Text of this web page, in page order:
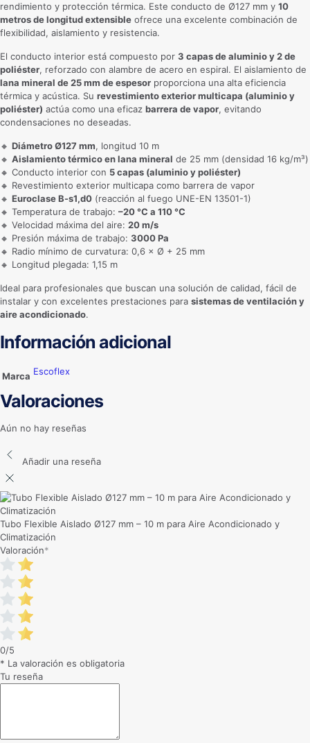
rendimiento y protección térmica. Este conducto de Ø127 mm y 10
metros de longitud extensible ofrece una excelente combinación de
flexibilidad, aislamiento y resistencia.
El conducto interior está compuesto por 3 capas de aluminio y 2 de
poliéster, reforzado con alambre de acero en espiral. El aislamiento de
lana mineral de 25 mm de espesor proporciona una alta eficiencia
térmica y acústica. Su revestimiento exterior multicapa (aluminio y
poliéster) actúa como una eficaz barrera de vapor, evitando
condensaciones no deseadas.
🔸 Diámetro Ø127 mm, longitud 10 m
🔸 Aislamiento térmico en lana mineral de 25 mm (densidad 16 kg/m³)
🔸 Conducto interior con 5 capas (aluminio y poliéster)
🔸 Revestimiento exterior multicapa como barrera de vapor
🔸 Euroclase B-s1,d0 (reacción al fuego UNE-EN 13501-1)
🔸 Temperatura de trabajo: –20 °C a 110 °C
🔸 Velocidad máxima del aire: 20 m/s
🔸 Presión máxima de trabajo: 3000 Pa
🔸 Radio mínimo de curvatura: 0,6 × Ø + 25 mm
🔸 Longitud plegada: 1,15 m
Ideal para profesionales que buscan una solución de calidad, fácil de
instalar y con excelentes prestaciones para sistemas de ventilación y
aire acondicionado.
Información adicional
Marca Escoflex
Valoraciones
Aún no hay reseñas
Añadir una reseña
Tubo Flexible Aislado Ø127 mm – 10 m para Aire Acondicionado y
Climatización
Valoración*
0/5
* La valoración es obligatoria
Tu reseña